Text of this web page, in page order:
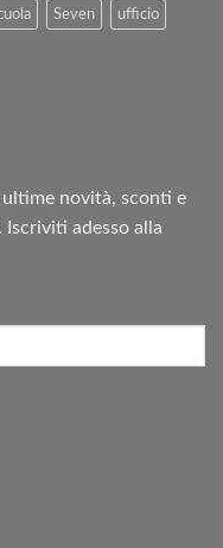
Seven ufficio
novità, sconti e
adesso alla